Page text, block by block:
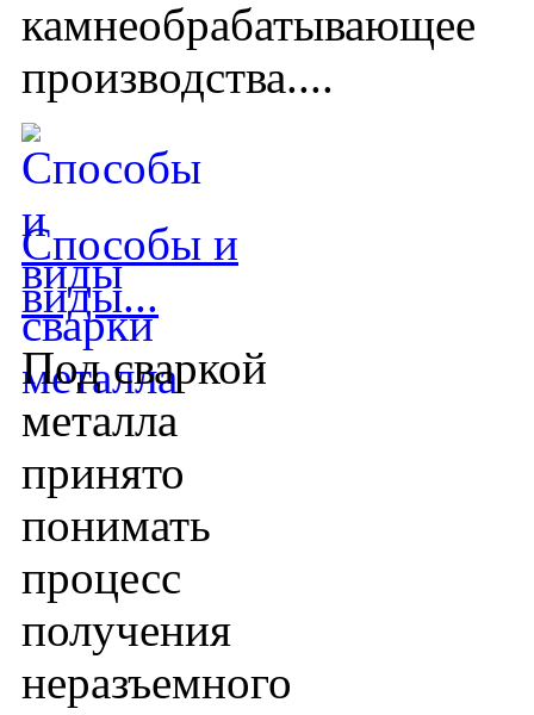
камнеобрабатывающее
производства....
Способы и
виды...
Под сваркой
металла
принято
понимать
процесс
получения
неразъемного